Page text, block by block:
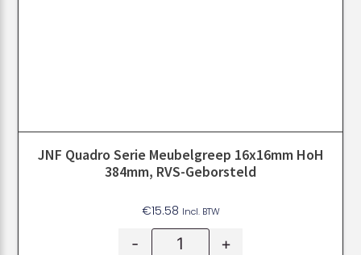
JNF Quadro Serie Meubelgreep 16x16mm HoH
384mm, RVS-Geborsteld
€15.58 Incl. BTW
- +